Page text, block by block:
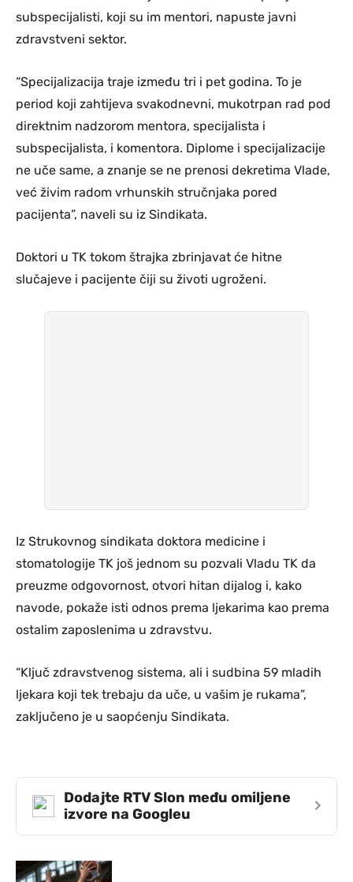
subspecijalisti, koji su im mentori, napuste javni
zdravstveni sektor.
“Specijalizacija traje između tri i pet godina. To je
period koji zahtijeva svakodnevni, mukotrpan rad pod
direktnim nadzorom mentora, specijalista i
subspecijalista, i komentora. Diplome i specijalizacije
ne uče same, a znanje se ne prenosi dekretima Vlade,
već živim radom vrhunskih stručnjaka pored
pacijenta”, naveli su iz Sindikata.
Doktori u TK tokom štrajka zbrinjavat će hitne
slučajeve i pacijente čiji su životi ugroženi.
Iz Strukovnog sindikata doktora medicine i
stomatologije TK još jednom su pozvali Vladu TK da
preuzme odgovornost, otvori hitan dijalog i, kako
navode, pokaže isti odnos prema ljekarima kao prema
ostalim zaposlenima u zdravstvu.
“Ključ zdravstvenog sistema, ali i sudbina 59 mladih
ljekara koji tek trebaju da uče, u vašim je rukama”,
zaključeno je u saopćenju Sindikata.
Dodajte RTV Slon među omiljene
izvore na Googleu
›